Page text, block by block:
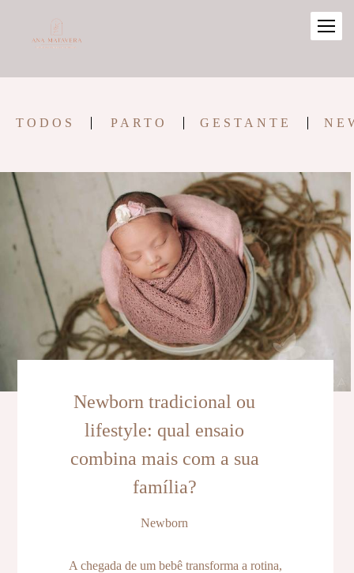
TODOS PARTO GESTANTE
Newborn tradicional ou
lifestyle: qual ensaio
combina mais com a sua
família?
Newborn
A chegada de um bebê transforma a rotina,